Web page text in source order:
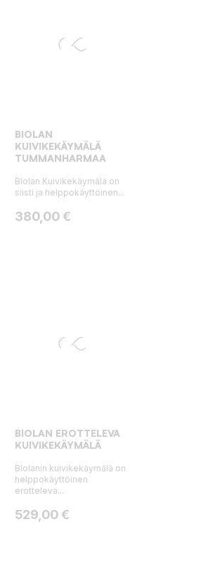
BIOLAN
KUIVIKEKÄYMÄLÄ
TUMMANHARMAA
Biolan Kuivikekäymälä on
siisti ja helppokäyttöinen...
Hinta
380,00 €
BIOLAN EROTTELEVA
KUIVIKEKÄYMÄLÄ
Biolanin kuivikekäymälä on
helppokäyttöinen
erotteleva...
Hinta
529,00 €